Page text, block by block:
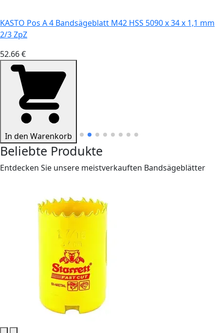
KASTO Pos A 4 Bandsägeblatt M42 HSS 5090 x 34 x 1,1 mm
2/3 ZpZ
52.66 €
In den Warenkorb
Beliebte Produkte
Entdecken Sie unsere meistverkauften Bandsägeblätter